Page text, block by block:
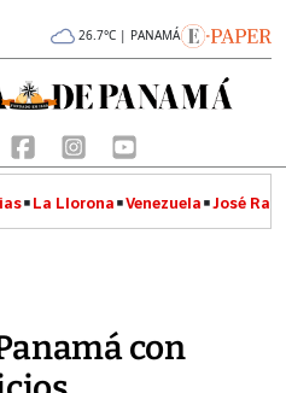
26.7°C | PANAMÁ
La Llorona Venezuela José
con